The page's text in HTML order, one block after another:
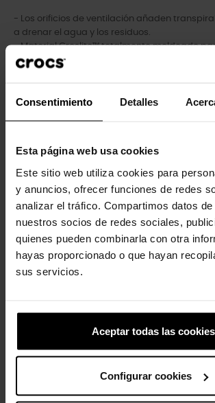
Consentimiento Detalles
Esta página web usa cookies
Este sitio web utiliza cookies para
y anuncios, ofrecer funciones de redes
analizar el tráfico. Compartimos datos
nuestros socios de redes sociales,
quienes pueden combinarla con otra
hayas proporcionado o que hayan
sus servicios.
Aceptar todas las cookies
Configurar cookies
- Los orificios de ventilación añaden
a drenar el agua y los residuos.
- Material Croslite™ totalmente moldeado
comodidad característica de Crocs.
- Suelas ligeras que no dejan marcas.
Los clientes que
producto también han
-20% -20%